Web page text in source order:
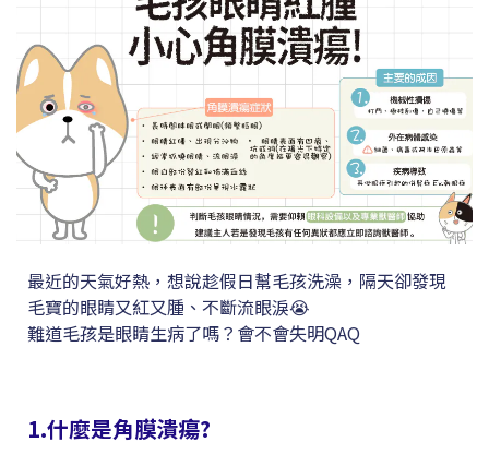
最近的天氣好熱，想說趁假日幫毛孩洗澡，隔天卻發現
毛寶的眼睛又紅又腫、不斷流眼淚😭
難道毛孩是眼睛生病了嗎？會不會失明QAQ
1.什麼是角膜潰瘍?